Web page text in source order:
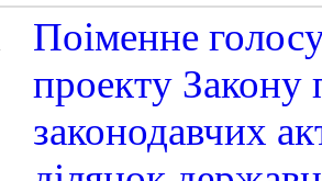
Поіменне
проекту Закону
законодавчих